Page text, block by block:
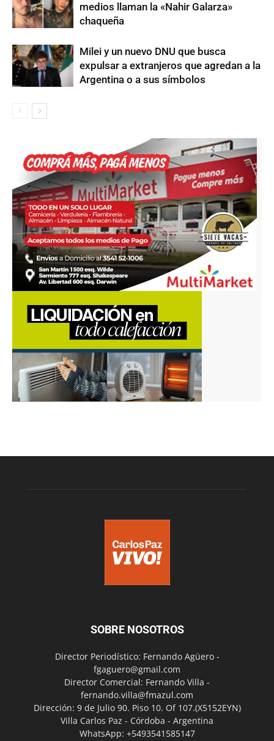
medios llaman la «Nahir Galarza»
chaqueña
Milei y un nuevo DNU que busca
expulsar a extranjeros que agredan a la
Argentina o a sus símbolos
SOBRE NOSOTROS
Director Periodístico: Fernando Agüero -
fgaguero@gmail.com
Director Comercial: Fernando Villa -
fernando.villa@fmazul.com
Dirección: 9 de Julio 90. Piso 10. Of 107.(X5152EYN)
Villa Carlos Paz - Córdoba - Argentina
WhatsApp: +5493541585147